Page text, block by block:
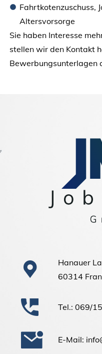
Fahrtkotenzuschuss,
Altersvorsorge
Sie haben Interesse
stellen wir den Kontakt
Bewerbungsunterlagen
Hanauer
60314
Tel.: 069/
E-Mail: